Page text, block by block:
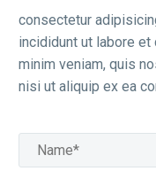
consectetur
incididunt ut labore et
minim veniam, quis
nisi ut aliquip ex ea